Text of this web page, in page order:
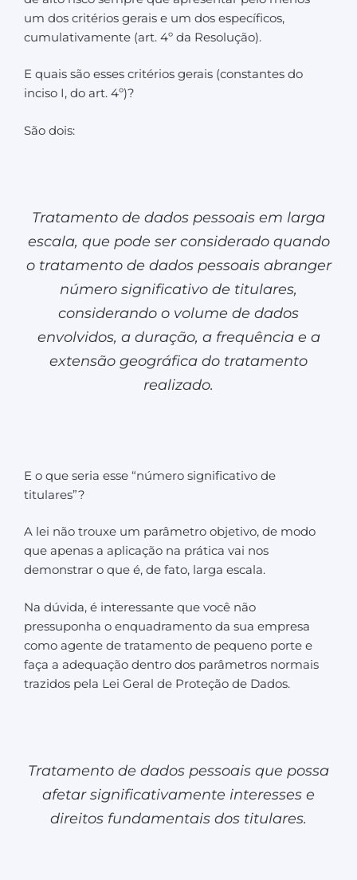
um dos critérios gerais e um dos específicos,
cumulativamente (art. 4º da Resolução).
E quais são esses critérios gerais (constantes do
inciso I, do art. 4º)?
São dois:
Tratamento de dados pessoais em larga
escala, que pode ser considerado quando
o tratamento de dados pessoais abranger
número significativo de titulares,
considerando o volume de dados
envolvidos, a duração, a frequência e a
extensão geográfica do tratamento
realizado.
E o que seria esse “número significativo de
titulares”?
A lei não trouxe um parâmetro objetivo, de modo
que apenas a aplicação na prática vai nos
demonstrar o que é, de fato, larga escala.
Na dúvida, é interessante que você não
pressuponha o enquadramento da sua empresa
como agente de tratamento de pequeno porte e
faça a adequação dentro dos parâmetros normais
trazidos pela Lei Geral de Proteção de Dados.
Tratamento de dados pessoais que possa
afetar significativamente interesses e
direitos fundamentais dos titulares.